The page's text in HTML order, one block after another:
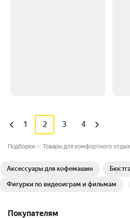
1 2 3 4
Подборки Товары для комфортного
Аксессуары для кофемашин
Фигурки по видеоиграм и фильмам
Покупателям